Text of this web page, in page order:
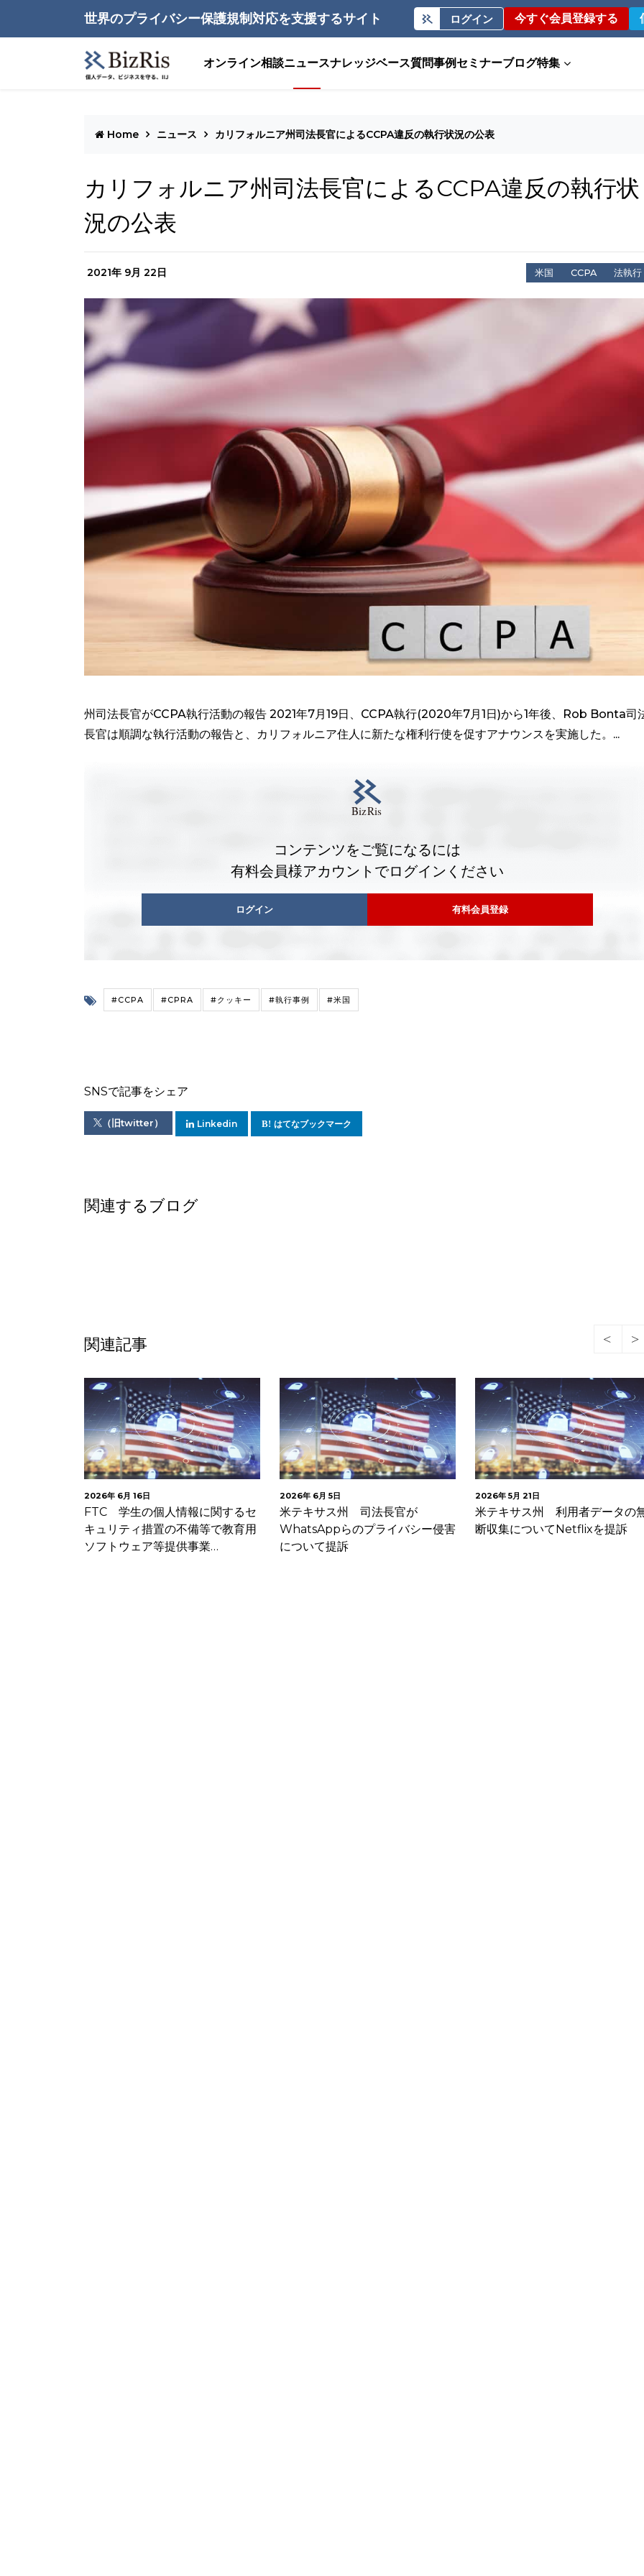
世界のプライバシー保護規制対応を支援するサイト ログイン 今すぐ会員登録する
オンライン相談ニュースナレッジベース質問事例 セミナーブログ特集
Home ニュース カリフォルニア州司法長官によるCCPA違反の執行状況の公表
カリフォルニア州司法長官によるCCPA違反の執行状
況の公表
2021年 9月 22日 米国 CCPA 法執行
州司法長官がCCPA執行活動の報告 2021年7月19日、CCPA執行(2020年7月1日)から1年後、Rob Bonta司
長官は順調な執行活動の報告と、カリフォルニア住人に新たな権利行使を促すアナウンスを実施した。...
コンテンツをご覧になるには
有料会員様アカウントでログインください
ログイン 有料会員登録
#CCPA #CPRA #クッキー #執行事例 #米国
SNSで記事をシェア
（旧twitter） Linkedin はてなブックマーク
関連するブログ
関連記事
2026年 6月 16日
FTC 学生の個人情報に関するセ
キュリティ措置の不備等で教育用
ソフトウェア等提供事業…
2026年 6月 5日
米テキサス州 司法長官が
WhatsAppらのプライバシー侵害
について提訴
2026年 5月 21日
米テキサス州 利用者データの
断収集についてNetflixを提訴